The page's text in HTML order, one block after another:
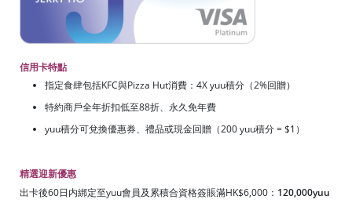
信用卡特點
指定食肆包括KFC與Pizza Hut消費：4X yuu積分（2%回贈）
特約商戶全年折扣低至88折、永久免年費
yuu積分可兌換優惠券、禮品或現金回贈（200 yuu積分 = $1）
精選迎新優惠
出卡後60日内綁定至yuu會員及累積合資格簽賬滿HK$6,000： 120,000yuu